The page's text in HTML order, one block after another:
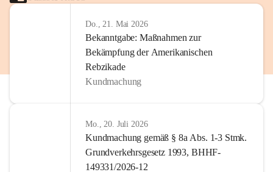
Do., 21. Mai 2026
Bekanntgabe: Maßnahmen zur
Bekämpfung der Amerikanischen
Rebzikade
Kundmachung
Mo., 20. Juli 2026
Kundmachung gemäß § 8a Abs. 1-3 Stmk.
Grundverkehrsgesetz 1993, BHHF-
149331/2026-12